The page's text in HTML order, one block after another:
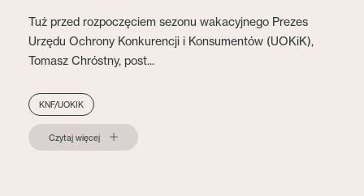
Tuż przed rozpoczęciem sezonu wakacyjnego Prezes
Urzędu Ochrony Konkurencji i Konsumentów (UOKiK),
Tomasz Chróstny, post...
KNF/UOKIK
Czytaj więcej